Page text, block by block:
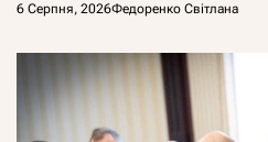
6 Серпня, 2026Федоренко Світлана